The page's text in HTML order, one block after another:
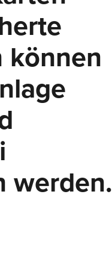
können
werden.